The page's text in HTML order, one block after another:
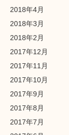
2018年4月
2018年3月
2018年2月
2017年12月
2017年11月
2017年10月
2017年9月
2017年8月
2017年7月